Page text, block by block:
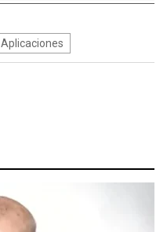
Aplicaciones